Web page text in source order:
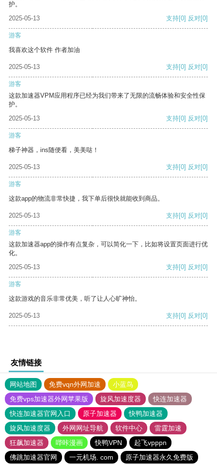
护。
2025-05-13
支持[0] 反对[0]
游客
我喜欢这个软件 作者加油
2025-05-13 支持[0] 反对[0]
游客
这款加速器VPM应用程序已经为我们带来了无限的流畅体验和安全性保
护。
2025-05-13
支持[0] 反对[0]
游客
梯子神器，ins随便看，美美哒！
2025-05-13 支持[0] 反对[0]
游客
这款app的物流非常快捷，我下单后很快就能收到商品。
2025-05-13 支持[0] 反对[0]
游客
这款加速器app的操作有点复杂，可以简化一下，比如将设置页面进行优
化。
2025-05-13
支持[0] 反对[0]
游客
这款游戏的音乐非常优美，听了让人心旷神怡。
2025-05-13 支持[0] 反对[0]
友情链接
网站地图 免费vqn外网加速
小蓝鸟
免费vps加速器外网苹果版
旋风加速度器
快连加速器
快连加速器官网入口
原子加速器
快鸭加速器
旋风加速度器
外网网址导航 软件中心
雷霆加速
狂飙加速器
哔咔漫画 快鸭VPN
起飞vpppn
佛跳加速器官网
一元机场. com 原子加速器永久免费版